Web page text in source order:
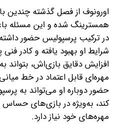
اورونوف از فصل گذشته چندین
همسترینگ شده و این مسئله
در ترکیب پرسپولیس حضور
شرایط او بهبود یافته و کادر
افزایش دقایق بازی‌اش، بتواند
مهره‌ای قابل اعتماد در خط
حضور دوباره او می‌تواند به
کند، به‌ویژه در بازی‌های
مهره‌های خود نیاز دارد.